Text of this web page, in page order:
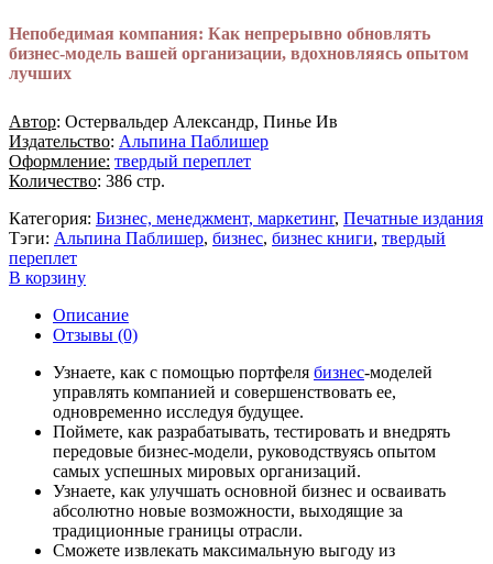
Непобедимая компания: Как непрерывно обновлять
бизнес-модель вашей организации, вдохновляясь опытом
лучших
Автор: Остервальдер Александр, Пинье Ив
Издательство: Альпина Паблишер
Оформление: твердый переплет
Количество: 386 стр.
Категория: Бизнес, менеджмент, маркетинг, Печатные издания
Тэги: Альпина Паблишер, бизнес, бизнес книги, твердый
переплет
В корзину
Описание
Отзывы (0)
Узнаете, как с помощью портфеля бизнес-моделей
управлять компанией и совершенствовать ее,
одновременно исследуя будущее.
Поймете, как разрабатывать, тестировать и внедрять
передовые бизнес-модели, руководствуясь опытом
самых успешных мировых организаций.
Узнаете, как улучшать основной бизнес и осваивать
абсолютно новые возможности, выходящие за
традиционные границы отрасли.
Сможете извлекать максимальную выгоду из